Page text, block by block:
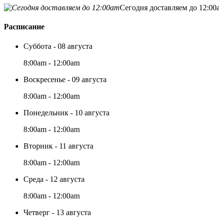
Сегодня доставляем до
Расписание
Суббота - 08 августа
8:00am - 12:00am
Воскресенье - 09 августа
8:00am - 12:00am
Понедельник - 10 августа
8:00am - 12:00am
Вторник - 11 августа
8:00am - 12:00am
Среда - 12 августа
8:00am - 12:00am
Четверг - 13 августа